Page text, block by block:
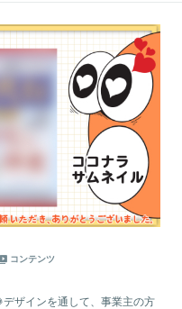
コンテンツ
ザインを通して、事業主の方